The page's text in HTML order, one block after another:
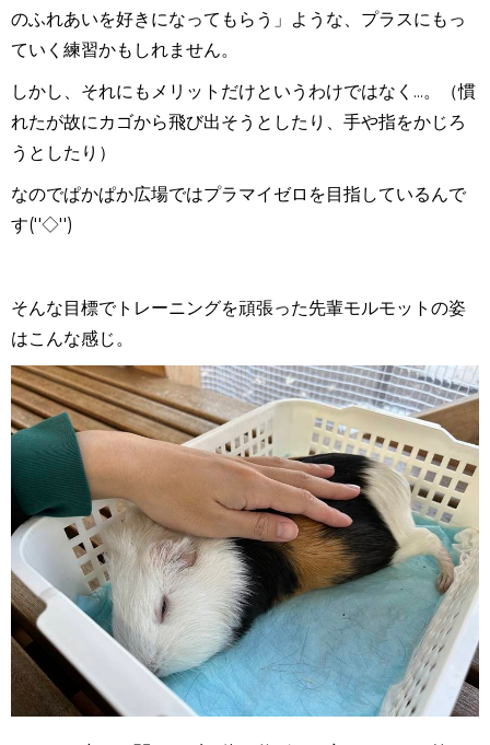
のふれあいを好きになってもらう」ような、プラスにもっ
ていく練習かもしれません。
しかし、それにもメリットだけというわけではなく...。（慣
れたが故にカゴから飛び出そうとしたり、手や指をかじろ
うとしたり）
なのでぱかぱか広場ではプラマイゼロを目指しているんで
す(''◇'')ゞ
そんな目標でトレーニングを頑張った先輩モルモットの姿
はこんな感じ。